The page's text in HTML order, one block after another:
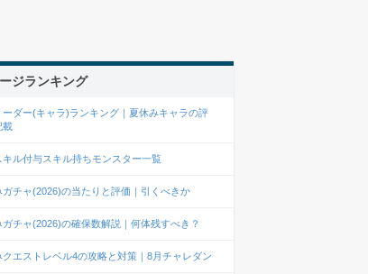
ジランキング
ーダー(キャラ)ランキング｜夏休みキャラの評
載
キル付与スキル持ちモンスター一覧
ガチャ(2026)の当たりと評価｜引くべきか
ガチャ(2026)の確保数解説｜何体残すべき？
クエストレベル4の攻略と対策｜8月チャレダン